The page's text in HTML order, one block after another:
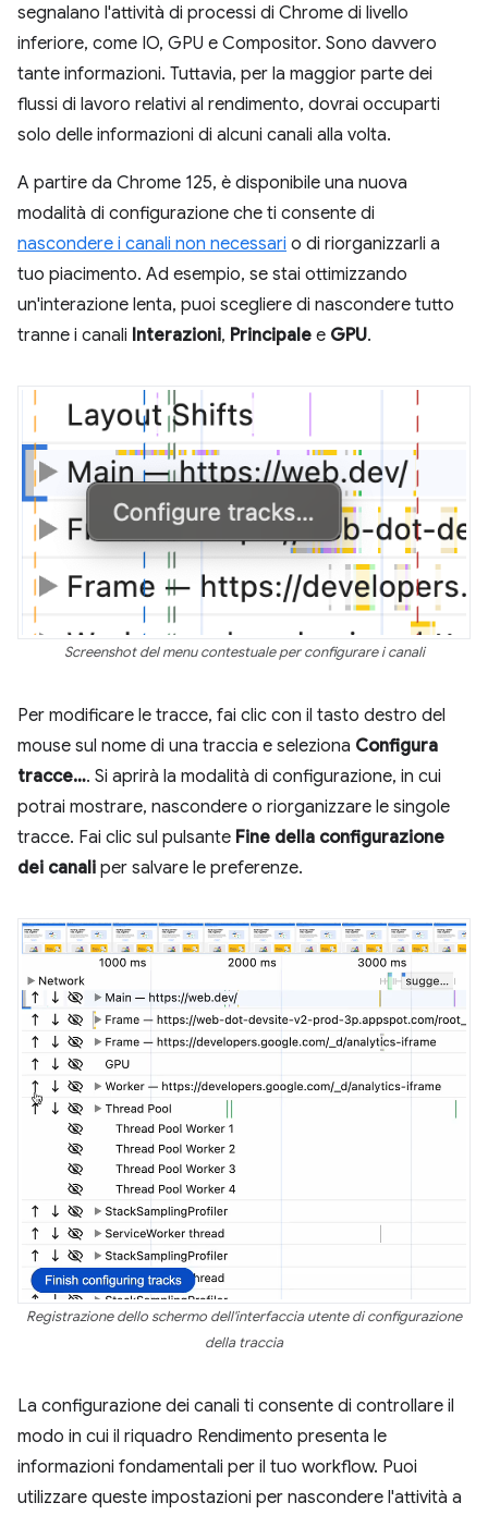
segnalano l'attività di processi di Chrome di livello
inferiore, come IO, GPU e Compositor. Sono davvero
tante informazioni. Tuttavia, per la maggior parte dei
flussi di lavoro relativi al rendimento, dovrai occuparti
solo delle informazioni di alcuni canali alla volta.
A partire da Chrome 125, è disponibile una nuova
modalità di configurazione che ti consente di
nascondere i canali non necessari o di riorganizzarli a
tuo piacimento. Ad esempio, se stai ottimizzando
un'interazione lenta, puoi scegliere di nascondere tutto
tranne i canali Interazioni, Principale e GPU.
Screenshot del menu contestuale per configurare i canali
Per modificare le tracce, fai clic con il tasto destro del
mouse sul nome di una traccia e seleziona Configura
tracce…. Si aprirà la modalità di configurazione, in cui
potrai mostrare, nascondere o riorganizzare le singole
tracce. Fai clic sul pulsante Fine della configurazione
dei canali per salvare le preferenze.
Registrazione dello schermo dell'interfaccia utente di configurazione
della traccia
La configurazione dei canali ti consente di controllare il
modo in cui il riquadro Rendimento presenta le
informazioni fondamentali per il tuo workflow. Puoi
utilizzare queste impostazioni per nascondere l'attività a